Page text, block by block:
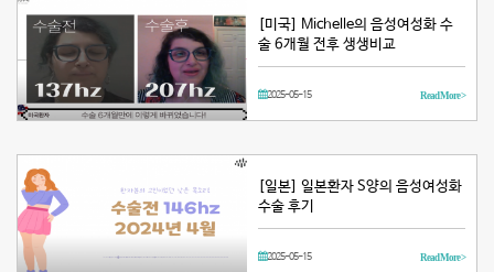
[미국] Michelle의 음성여성화 수
술 6개월 전후 생생비교
2025-05-15 Read More >
[일본] 일본환자 S양의 음성여성화
수술 후기
2025-05-15 Read More >